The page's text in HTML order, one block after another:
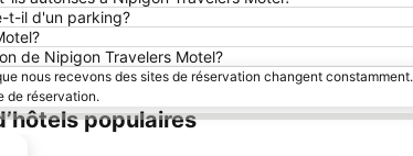
t-il d'un parking?
de Nipigon Travelers Motel?
nous recevons des sites de réservation changent
de réservation.
populaires